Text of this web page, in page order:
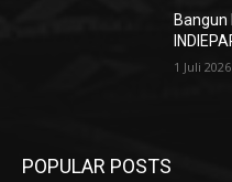
1 Juli 2026
POPULAR POSTS